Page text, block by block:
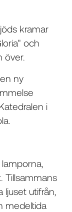
kramar
och
över.
ny
i
Tillsammans
utifrån,
medeltida